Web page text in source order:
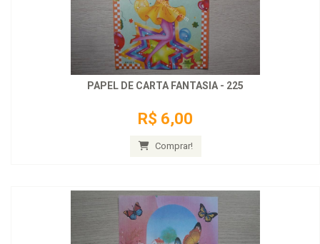
PAPEL DE CARTA FANTASIA - 225
R$ 6,00
Comprar!